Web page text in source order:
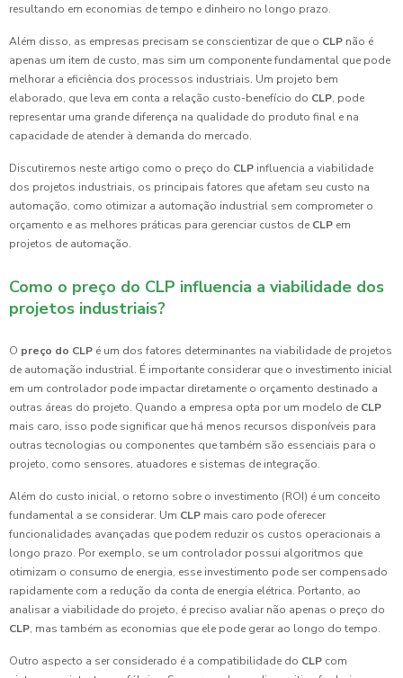
resultando em economias de tempo e dinheiro no longo prazo.
Além disso, as empresas precisam se conscientizar de que o CLP não é
apenas um item de custo, mas sim um componente fundamental que pode
melhorar a eficiência dos processos industriais. Um projeto bem
elaborado, que leva em conta a relação custo-benefício do CLP, pode
representar uma grande diferença na qualidade do produto final e na
capacidade de atender à demanda do mercado.
Discutiremos neste artigo como o preço do CLP influencia a viabilidade
dos projetos industriais, os principais fatores que afetam seu custo na
automação, como otimizar a automação industrial sem comprometer o
orçamento e as melhores práticas para gerenciar custos de CLP em
projetos de automação.
Como o preço do CLP influencia a viabilidade dos
projetos industriais?
O preço do CLP é um dos fatores determinantes na viabilidade de projetos
de automação industrial. É importante considerar que o investimento inicial
em um controlador pode impactar diretamente o orçamento destinado a
outras áreas do projeto. Quando a empresa opta por um modelo de CLP
mais caro, isso pode significar que há menos recursos disponíveis para
outras tecnologias ou componentes que também são essenciais para o
projeto, como sensores, atuadores e sistemas de integração.
Além do custo inicial, o retorno sobre o investimento (ROI) é um conceito
fundamental a se considerar. Um CLP mais caro pode oferecer
funcionalidades avançadas que podem reduzir os custos operacionais a
longo prazo. Por exemplo, se um controlador possui algoritmos que
otimizam o consumo de energia, esse investimento pode ser compensado
rapidamente com a redução da conta de energia elétrica. Portanto, ao
analisar a viabilidade do projeto, é preciso avaliar não apenas o preço do
CLP, mas também as economias que ele pode gerar ao longo do tempo.
Outro aspecto a ser considerado é a compatibilidade do CLP com